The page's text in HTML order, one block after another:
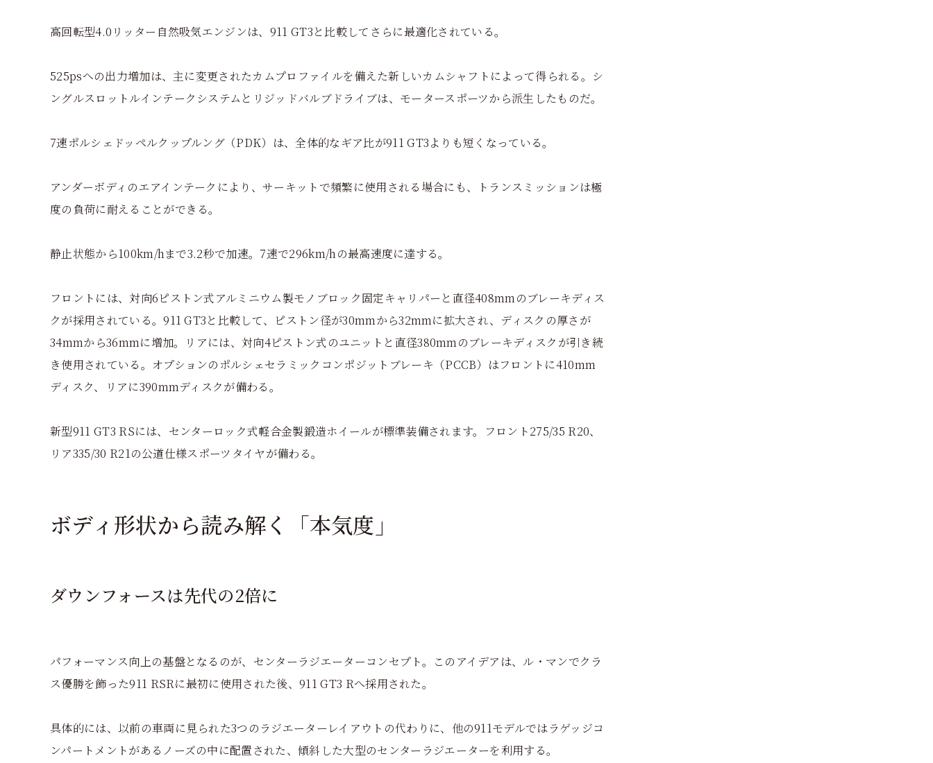
高回転型4.0リッター自然吸気エンジンは、911 GT3と比較してさらに最適化されている。
525psへの出力増加は、主に変更されたカムプロファイルを備えた新しいカムシャフトによって得られる。シ
ングルスロットルインテークシステムとリジッドバルブドライブは、モータースポーツから派生したものだ。
7速ポルシェドッペルクップルング（PDK）は、全体的なギア比が911 GT3よりも短くなっている。
アンダーボディのエアインテークにより、サーキットで頻繁に使用される場合にも、トランスミッションは極
度の負荷に耐えることができる。
静止状態から100km/hまで3.2秒で加速。7速で296km/hの最高速度に達する。
フロントには、対向6ピストン式アルミニウム製モノブロック固定キャリパーと直径408mmのブレーキディス
クが採用されている。911 GT3と比較して、ピストン径が30mmから32mmに拡大され、ディスクの厚さが
34mmから36mmに増加。リアには、対向4ピストン式のユニットと直径380mmのブレーキディスクが引き続
き使用されている。オプションのポルシェセラミックコンポジットブレーキ（PCCB）はフロントに410mm
ディスク、リアに390mmディスクが備わる。
新型911 GT3 RSには、センターロック式軽合金製鍛造ホイールが標準装備されます。フロント275/35 R20、
リア335/30 R21の公道仕様スポーツタイヤが備わる。
ボディ形状から読み解く「本気度」
ダウンフォースは先代の2倍に
パフォーマンス向上の基盤となるのが、センターラジエーターコンセプト。このアイデアは、ル・マンでクラ
ス優勝を飾った911 RSRに最初に使用された後、911 GT3 Rへ採用された。
具体的には、以前の車両に見られた3つのラジエーターレイアウトの代わりに、他の911モデルではラゲッジコ
ンパートメントがあるノーズの中に配置された、傾斜した大型のセンターラジエーターを利用する。